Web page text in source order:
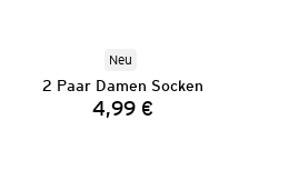
Neu
2 Paar Damen Socken
Preis:
4,99 €